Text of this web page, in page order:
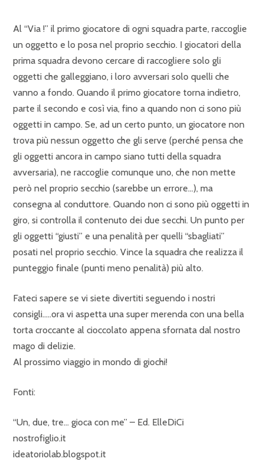
Al “Via !” il primo giocatore di ogni squadra parte, raccoglie
un oggetto e lo posa nel proprio secchio. I giocatori della
prima squadra devono cercare di raccogliere solo gli
oggetti che galleggiano, i loro avversari solo quelli che
vanno a fondo. Quando il primo giocatore torna indietro,
parte il secondo e così via, fino a quando non ci sono più
oggetti in campo. Se, ad un certo punto, un giocatore non
trova più nessun oggetto che gli serve (perché pensa che
gli oggetti ancora in campo siano tutti della squadra
avversaria), ne raccoglie comunque uno, che non mette
però nel proprio secchio (sarebbe un errore…), ma
consegna al conduttore. Quando non ci sono più oggetti in
giro, si controlla il contenuto dei due secchi. Un punto per
gli oggetti “giusti” e una penalità per quelli “sbagliati”
posati nel proprio secchio. Vince la squadra che realizza il
punteggio finale (punti meno penalità) più alto.
Fateci sapere se vi siete divertiti seguendo i nostri
consigli…..ora vi aspetta una super merenda con una bella
torta croccante al cioccolato appena sfornata dal nostro
mago di delizie.
Al prossimo viaggio in mondo di giochi!
Fonti:
“Un, due, tre… gioca con me” – Ed. ElleDiCi
nostrofiglio.it
ideatoriolab.blogspot.it